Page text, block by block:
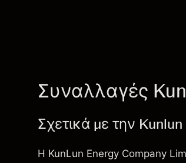
Συναλλαγές
Σχετικά με την
Η KunLun Energy Company